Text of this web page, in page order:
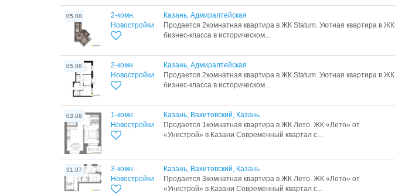
05.08
2-комн.
Новостройки
Казань, Адмиралтейская
Продается 2комнатная квартира в ЖК Statum. Уютная квартира в ЖК
бизнес-класса в историческом...
05.08
2-комн.
Новостройки
Казань, Адмиралтейская
Продается 2комнатная квартира в ЖК Statum. Уютная квартира в ЖК
бизнес-класса в историческом...
03.08
1-комн.
Новостройки
Казань, Вахитовский, Казань
Продается 1комнатная квартира в ЖК Лето. ЖК «Лето» от
«Унистрой» в Казани Современный квартал с...
31.07
3-комн.
Новостройки
Казань, Вахитовский, Казань
Продается 3комнатная квартира в ЖК Лето. ЖК «Лето» от
«Унистрой» в Казани Современный квартал с...